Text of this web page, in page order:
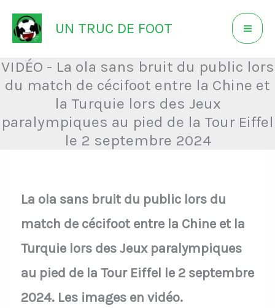
Aller
au
contenu
UN TRUC DE FOOT
VIDÉO - La ola sans bruit du public lors
du match de cécifoot entre la Chine et
la Turquie lors des Jeux
paralympiques au pied de la Tour Eiffel
le 2 septembre 2024
La ola sans bruit du public lors du
match de cécifoot entre la Chine et la
Turquie lors des Jeux paralympiques
au pied de la Tour Eiffel le 2 septembre
2024. Les images en vidéo.